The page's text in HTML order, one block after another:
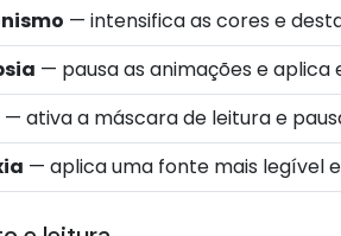
— intensifica as cores e
— pausa as animações e aplica
— ativa a máscara de leitura e
— aplica uma fonte mais legível